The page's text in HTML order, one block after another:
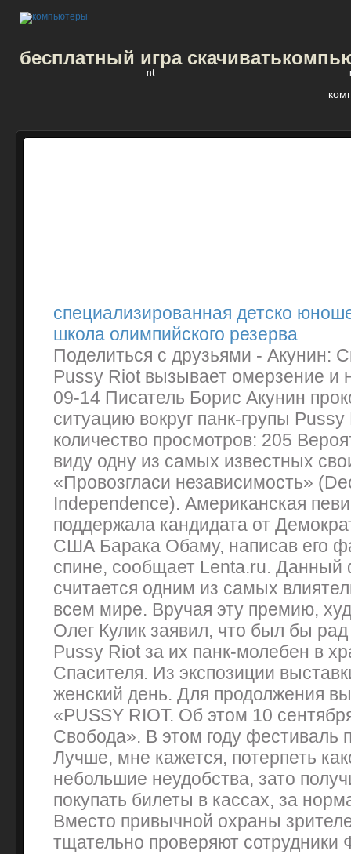
бесплатный игра скачивать
nt
специализированная детско
школа олимпийского резерва
Поделиться с друзьями - Акунин:
Pussy Riot вызывает омерзение и
09-14 Писатель Борис Акунин
ситуацию вокруг панк-групы
количество просмотров: 205
виду одну из самых известных
«Провозгласи независимость»
Independence). Американская
поддержала кандидата от
США Барака Обаму, написав его
спине, сообщает Lenta.ru. Данный
считается одним из самых
всем мире. Вручая эту премию,
Олег Кулик заявил, что был бы рад
Pussy Riot за их панк-молебен в
Спасителя. Из экспозиции
женский день. Для продолжения
«PUSSY RIOT. Об этом 10
Свобода». В этом году фестиваль
Лучше, мне кажется, потерпеть
небольшие неудобства, зато
покупать билеты в кассах, за
Вместо привычной охраны
тщательно проверяют